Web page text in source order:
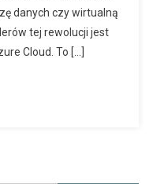
danych czy wirtualną
tej rewolucji jest
Cloud. To […]